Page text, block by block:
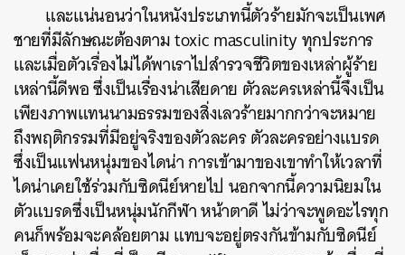
และแน่นอนว่าในหนังประเภทนี้ตัวร้ายมักจะเป็นเพศ
ชายที่มีลักษณะต้องตาม toxic masculinity ทุกประการ
และเมื่อตัวเรื่องไม่ได้พาเราไปสำรวจชีวิตของเหล่าผู้ร้าย
เหล่านี้ดีพอ ซึ่งเป็นเรื่องน่าเสียดาย ตัวละครเหล่านี้จึงเป็น
เพียงภาพแทนนามธรรมของสิ่งเลวร้ายมากกว่าจะหมาย
ถึงพฤติกรรมที่มีอยู่จริงของตัวละคร ตัวละครอย่างแบรด
ซึ่งเป็นแฟนหนุ่มของไดน่า การเข้ามาของเขาทำให้เวลาที่
ไดน่าเคยใช้ร่วมกับซิดนีย์หายไป นอกจากนี้ความนิยมใน
ตัวแบรดซึ่งเป็นหนุ่มนักกีฬา หน้าตาดี ไม่ว่าจะพูดอะไรทุก
คนก็พร้อมจะคล้อยตาม แทบจะอยู่ตรงกันข้ามกับซิดนีย์